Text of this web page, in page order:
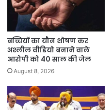
बारिश
संभावना
बच्चियों का यौन शोषण कर
अश्लील वीडियो बनाने वाले
आरोपी को 40 साल की जेल
August 8, 2026